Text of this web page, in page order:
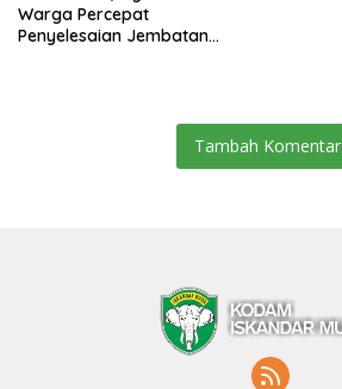
Warga Percepat
Penyelesaian Jembatan
Tambah Komentar